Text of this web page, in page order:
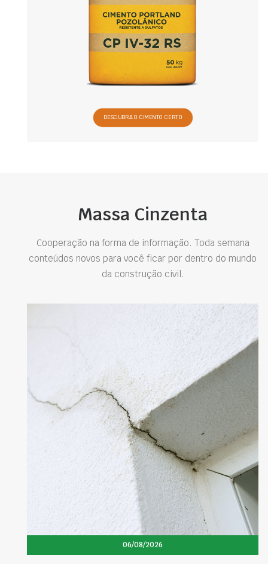
DESCUBRA O CIMENTO CERTO
Massa Cinzenta
Cooperação na forma de informação. Toda semana
conteúdos novos para você ficar por dentro do mundo
da construção civil.